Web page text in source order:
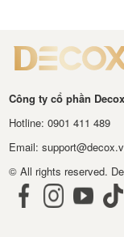
Công ty cổ phần Decox
Hotline: 0901 411 489
Email:
© All rights reserved.